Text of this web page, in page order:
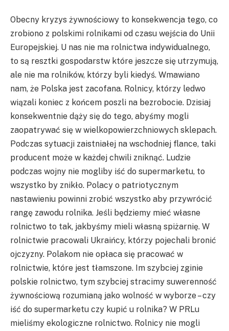
Obecny kryzys żywnościowy to konsekwencja tego, co
zrobiono z polskimi rolnikami od czasu wejścia do Unii
Europejskiej. U nas nie ma rolnictwa indywidualnego,
to są resztki gospodarstw które jeszcze się utrzymują,
ale nie ma rolników, którzy byli kiedyś. Wmawiano
nam, że Polska jest zacofana. Rolnicy, którzy ledwo
wiązali koniec z końcem poszli na bezrobocie. Dzisiaj
konsekwentnie dąży się do tego, abyśmy mogli
zaopatrywać się w wielkopowierzchniowych sklepach.
Podczas sytuacji zaistniałej na wschodniej flance, taki
producent może w każdej chwili zniknąć. Ludzie
podczas wojny nie mogliby iść do supermarketu, to
wszystko by znikło. Polacy o patriotycznym
nastawieniu powinni zrobić wszystko aby przywrócić
rangę zawodu rolnika. Jeśli będziemy mieć własne
rolnictwo to tak, jakbyśmy mieli własną spiżarnię. W
rolnictwie pracowali Ukraińcy, którzy pojechali bronić
ojczyzny. Polakom nie opłaca się pracować w
rolnictwie, które jest tłamszone. Im szybciej zginie
polskie rolnictwo, tym szybciej stracimy suwerenność
żywnościową rozumianą jako wolność w wyborze – czy
iść do supermarketu czy kupić u rolnika? W PRLu
mieliśmy ekologiczne rolnictwo. Rolnicy nie mogli